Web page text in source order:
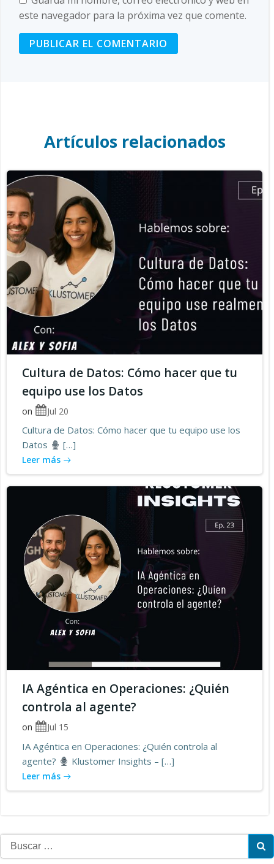
este navegador para la próxima vez que comente.
Artículos relacionados
Cultura de Datos: Cómo hacer que tu
equipo use los Datos
on Jul 20
Cultura de Datos: Cómo hacer que tu equipo use los
Datos
[…]
Leer más
IA Agéntica en Operaciones: ¿Quién
controla al agente?
on Jul 15
IA Agéntica en Operaciones: ¿Quién controla al
agente?
Klustomer Insights – […]
Leer más
Buscar: